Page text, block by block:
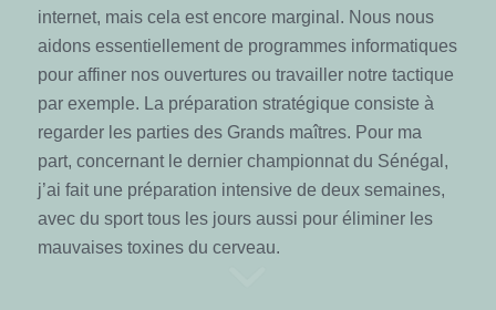
internet, mais cela est encore marginal. Nous nous
aidons essentiellement de programmes informatiques
pour affiner nos ouvertures ou travailler notre tactique
par exemple. La préparation stratégique consiste à
regarder les parties des Grands maîtres. Pour ma
part, concernant le dernier championnat du Sénégal,
j’ai fait une préparation intensive de deux semaines,
avec du sport tous les jours aussi pour éliminer les
mauvaises toxines du cerveau.